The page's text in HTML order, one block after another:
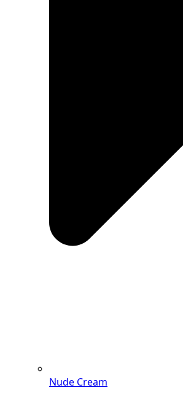
Nude Cream